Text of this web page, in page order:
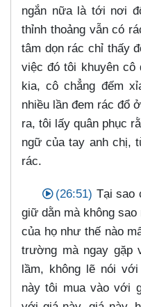
ngắn nữa là tới nơi
thỉnh thoảng vẫn có
tâm dọn rác chỉ thấy
việc đó tôi khuyên
kia, cô chẳng đếm
nhiều lần đem rác đổ
ra, tôi lấy quân phục
ngữ của tay anh chị,
rác.
(26:51) Tại sao
giữ dằn mà không
của họ như thế nào
trường mà ngay gặp
lầm, không lẽ nói
này tôi mua vào với